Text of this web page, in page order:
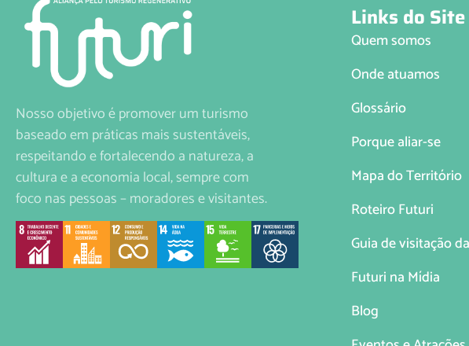
Nosso objetivo é promover um turismo
baseado em práticas mais sustentáveis,
respeitando e fortalecendo a natureza, a
cultura e a economia local, sempre com
foco nas pessoas – moradores e visitantes.
Links do Site
Quem somos
Onde atuamos
Glossário
Porque aliar-se
Mapa do Território
Roteiro Futuri
Guia de visitação
Futuri na Mídia
Blog